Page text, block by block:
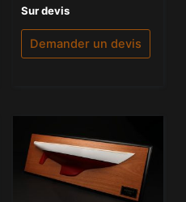
Note
0
sur
Sur devis
Demander un devis